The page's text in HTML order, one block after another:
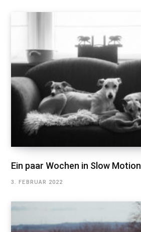
Ein paar Wochen in Slow Motion
3. FEBRUAR 2022